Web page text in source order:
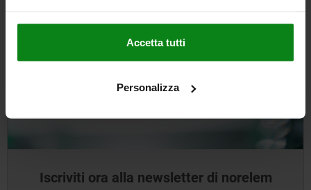
Accetta tutti
Personalizza
Iscriviti ora alla newsletter di norelem